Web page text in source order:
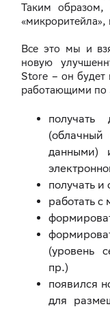
Таким образом,
«микроритейла»,
Все это мы и
новую
Store – он будет
работающими по
(облачный
данными)
получать
работать с
(уровень
пр.)
появился
для